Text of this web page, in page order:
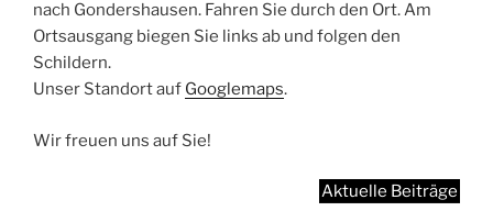
nach Gondershausen. Fahren Sie durch den Ort. Am
Ortsausgang biegen Sie links ab und folgen den
Schildern.
Unser Standort auf Googlemaps.
Wir freuen uns auf Sie!
Aktuelle Beiträge